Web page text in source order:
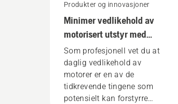
Produkter og innovasjoner
Minimer vedlikehold av
motorisert utstyr med
batteriverktøy
Som profesjonell vet du at
daglig vedlikehold av
motorer er en av de
tidkrevende tingene som
potensielt kan forstyrre